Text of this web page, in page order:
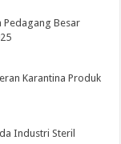
Pedagang Besar
Karantina Produk
Industri Steril